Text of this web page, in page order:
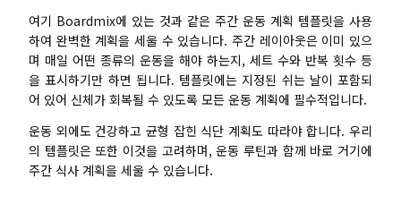
프라이빗 네트워크 배포
가격
여기 Boardmix에 있는 것과 같은 주간 운동 계획 템플릿을 사용
하여 완벽한 계획을 세울 수 있습니다. 주간 레이아웃은 이미 있으
며 매일 어떤 종류의 운동을 해야 하는지, 세트 수와 반복 횟수 등
을 표시하기만 하면 됩니다. 템플릿에는 지정된 쉬는 날이 포함되
어 있어 신체가 회복될 수 있도록 모든 운동 계획에 필수적입니다.
운동 외에도 건강하고 균형 잡힌 식단 계획도 따라야 합니다. 우리
의 템플릿은 또한 이것을 고려하며, 운동 루틴과 함께 바로 거기에
주간 식사 계획을 세울 수 있습니다.